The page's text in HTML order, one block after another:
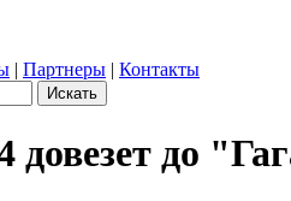
| Партнеры | Контакты
довезет до